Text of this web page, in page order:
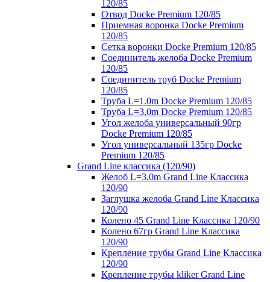
120/85
Отвод Docke Premium 120/85
Приемная воронка Docke Premium
120/85
Сетка воронки Docke Premium 120/85
Соединитель желоба Docke Premium
120/85
Соединитель труб Docke Premium
120/85
Труба L=1.0m Docke Premium 120/85
Труба L=3,0m Docke Premium 120/85
Угол желоба универсальный 90гр
Docke Premium 120/85
Угол универсальный 135гр Docke
Premium 120/85
Grand Line классика (120/90)
Желоб L=3.0m Grand Line Классика
120/90
Заглушка желоба Grand Line Классика
120/90
Колено 45 Grand Line Классика 120/90
Колено 67гр Grand Line Классика
120/90
Крепление трубы Grand Line Классика
120/90
Крепление трубы kliker Grand Line